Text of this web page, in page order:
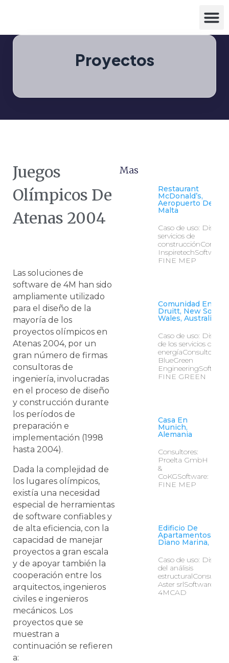
Proyectos
Juegos
Olímpicos De
Atenas 2004
Las soluciones de
software de 4M han sido
ampliamente utilizado
para el diseño de la
mayoría de los
proyectos olímpicos en
Atenas 2004, por un
gran número de firmas
consultoras de
ingeniería, involucradas
en el proceso de diseño
y construcción durante
los períodos de
preparación e
implementación (1998
hasta 2004).
Dada la complejidad de
los lugares olímpicos,
existía una necesidad
especial de herramientas
de software confiables y
de alta eficiencia, con la
capacidad de manejar
proyectos a gran escala
y de apoyar también la
cooperación entre los
arquitectos, ingenieros
civiles e ingenieros
mecánicos. Los
proyectos que se
muestran a
continuación se refieren
a:
Mas
Restaurant
McDonald’s,
Aeropuerto De
Malta
Caso de uso: Diseño
servicios de
InspiretechSoftware:
FINE MEP
Comunidad En Mt.
Druitt, New South
Wales, Australia
Caso de uso: Diseño
de los servicios de
energíaConsultores:
BlueGreen
FINE GREEN
Casa En
Munich,
Alemania
Consultores:
Proelta GmbH
&
CoKGSoftware:
FINE MEP
Edificio De
Apartamentos En
Diano Marina, Italia
Caso de uso: Diseño
del análisis
Aster srlSoftware:
4MCAD